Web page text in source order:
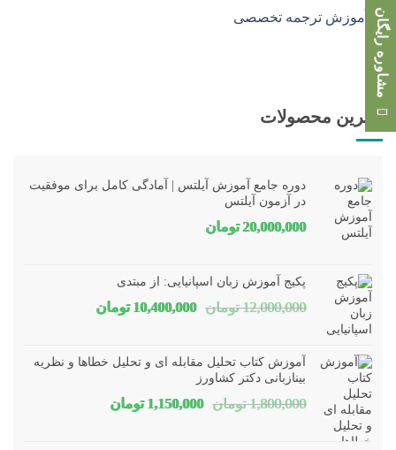
بهترین محصولات
دوره جامع آموزش آیلتس | آمادگی کامل برای موفقیت
در آزمون آیلتس
20,000,000 تومان
پکیج آموزش زبان اسپانیایی: از مبتدی
12,000,000 تومان قیمت
بود.
10,400,000 تومانقیمت
است.
آموزش کتاب تحلیل مقابله ای و تحلیل خطاها و نظریه
بینازبانی دکتر کشاورز
1,800,000 تومان قیمت
1,150,000 تومانقیمت
مشاوره رایگان